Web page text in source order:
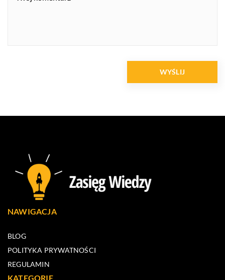
NAWIGACJA
BLOG
POLITYKA PRYWATNOŚCI
REGULAMIN
KATEGORIE